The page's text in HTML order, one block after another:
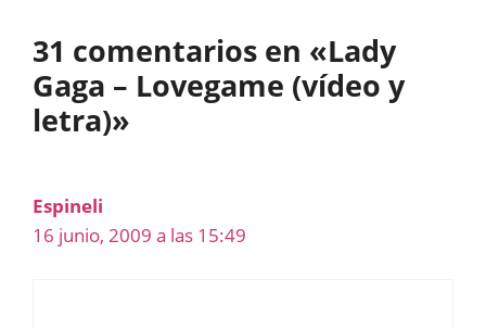
31 comentarios en «Lady
Gaga – Lovegame (vídeo y
letra)»
Espineli
16 junio, 2009 a las 15:49